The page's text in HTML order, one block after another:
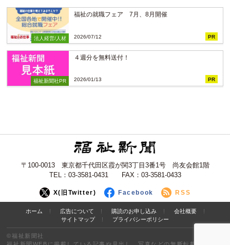
法人経営/人材
福祉の就職フェア 7月、8月開催
2026/07/12 PR
福祉新聞社PR
４週分を無料送付！
2026/01/13 PR
〒100-0013 東京都千代田区霞が関3丁目3番1号 尚友会館1階
TEL：03-3581-0431 FAX：03-3581-0433
X(旧Twitter) Facebook RSS
ホーム 広告について 購読のお申し込み
会社概要
サイトマップ
プライバシーポリシー
©福祉新聞社